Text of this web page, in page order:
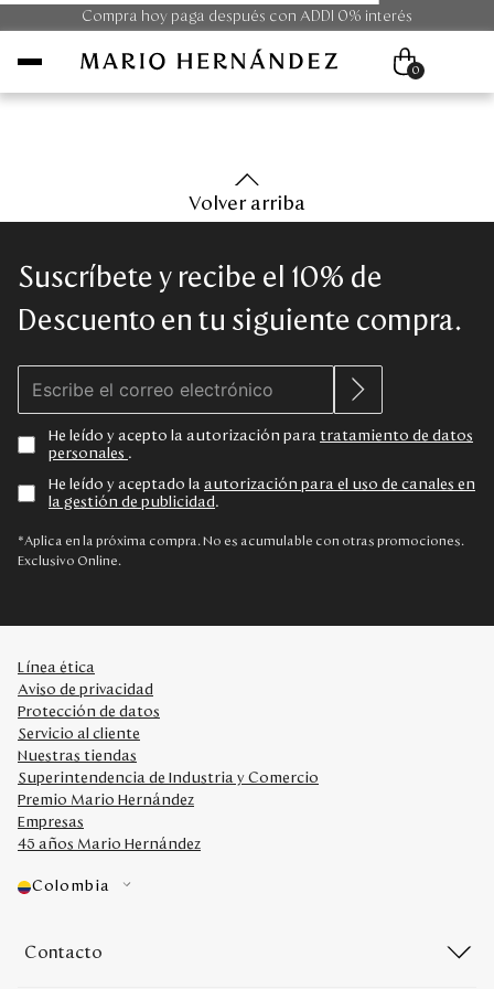
Compra hoy paga después con ADDI 0% interés
Hombre
Unisex
Colecciones
Outlet
Disney
Servicio al cliente
Nuestras Tiendas
Colombia
Panamá
0
Volver arriba
Suscríbete y recibe el 10% de
Descuento en tu siguiente compra.
He leído y acepto la autorización para tratamiento de datos
personales .
He leído y aceptado la autorización para el uso de canales en
la gestión de publicidad .
*Aplica en la próxima compra. No es acumulable con otras promociones.
Exclusivo Online.
Línea ética
Aviso de privacidad
Protección de datos
Servicio al cliente
Nuestras tiendas
Superintendencia de Industria y Comercio
Premio Mario Hernández
Empresas
45 años Mario Hernández
Colombia
Contacto